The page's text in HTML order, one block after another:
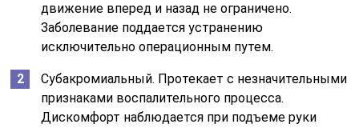
движение вперед и назад не ограничено.
Заболевание поддается устранению
исключительно операционным путем.
Субакромиальный. Протекает с незначительными
признаками воспалительного процесса.
Дискомфорт наблюдается при подъеме руки